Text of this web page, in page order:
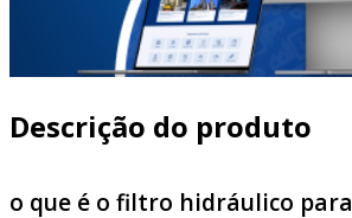
Descrição do produto
o que é o filtro hidráulico para